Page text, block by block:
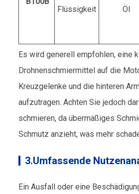
Flüssigkeit
Öl
Es wird generell empfohlen, eine
Drohnenschmiermittel auf die
Kreuzgelenke und die hinteren
aufzutragen. Achten Sie jedoch
schmieren, da übermäßiges
Schmutz anzieht, was mehr
3.Umfassende
Ein Ausfall oder eine